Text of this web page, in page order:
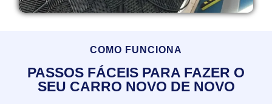
COMO FUNCIONA
PASSOS FÁCEIS PARA FAZER O
SEU CARRO NOVO DE NOVO